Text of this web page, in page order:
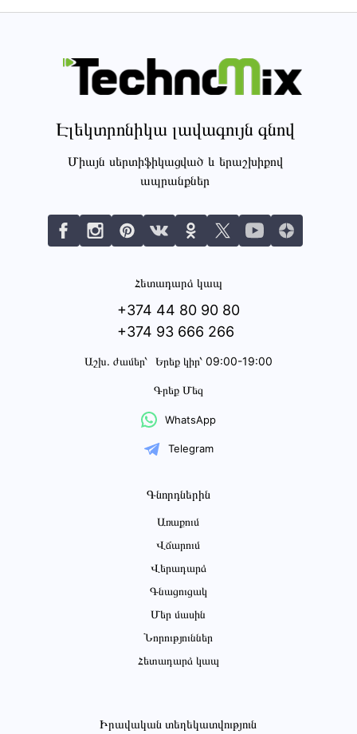
Էլեկտրոնիկա լավագույն գնով
Միայն սերտիֆիկացված և երաշխիքով
ապրանքներ
Հետադարձ կապ
+374 44 80 90 80
+374 93 666 266
Աշխ․ ժամեր՝ Երեք կիր՝ 09:00-19:00
Գրեք Մեզ
WhatsApp
Telegram
Գնորդներին
Առաքում
Վճարում
Վերադարձ
Գնացուցակ
Մեր մասին
Նորություններ
Հետադարձ կապ
Իրավական տեղեկատվություն